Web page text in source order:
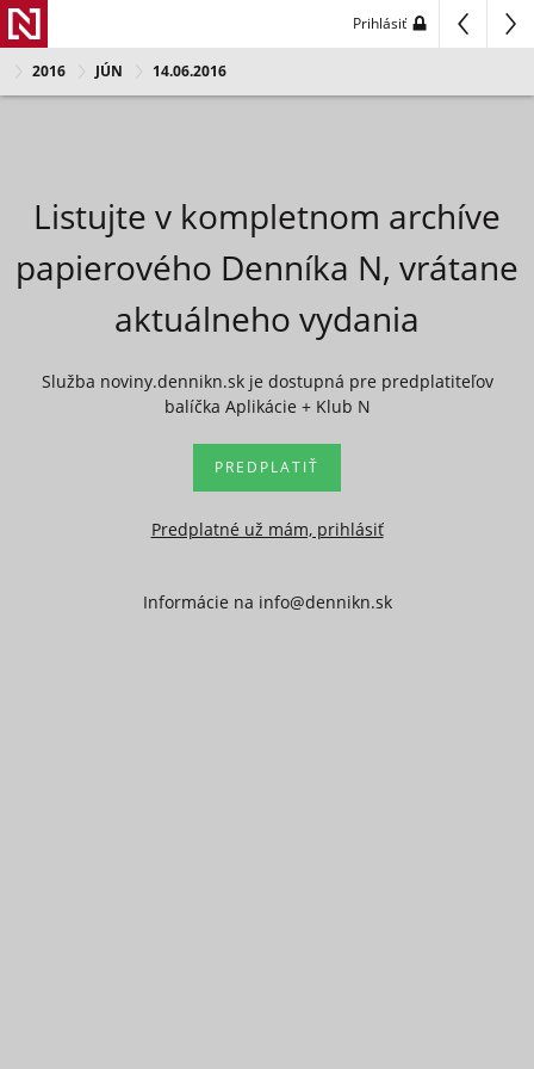
Prihlásiť
2016 JÚN 14.06.2016
Listujte v kompletnom archíve
papierového Denníka N, vrátane
aktuálneho vydania
Služba noviny.dennikn.sk je dostupná pre predplatiteľov
balíčka Aplikácie + Klub N
PREDPLATIŤ
Predplatné už mám, prihlásiť
Informácie na info@dennikn.sk